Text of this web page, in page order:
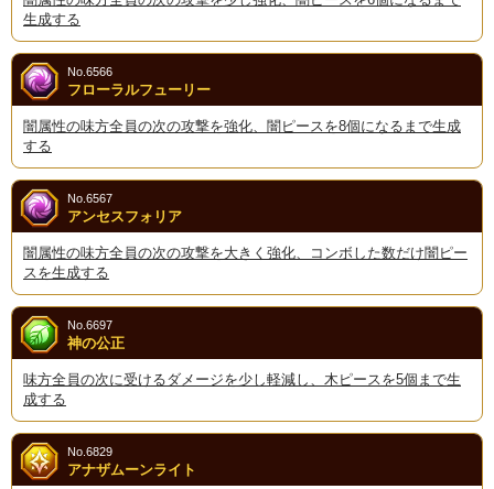
生成する
フローラルフューリー
No.6566
闇属性の味方全員の次の攻撃を強化、闇ピースを8個になるまで生成
する
アンセスフォリア
No.6567
闇属性の味方全員の次の攻撃を大きく強化、コンボした数だけ闇ピー
スを生成する
神の公正
No.6697
味方全員の次に受けるダメージを少し軽減し、木ピースを5個まで生
成する
アナザムーンライト
No.6829